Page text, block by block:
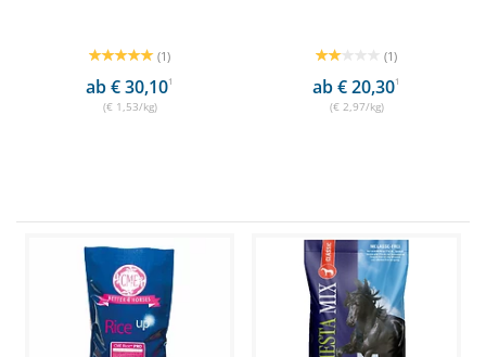
(1)
ab € 30,101
(€ 1,53/kg)
(1)
ab € 20,301
(€ 2,97/kg)